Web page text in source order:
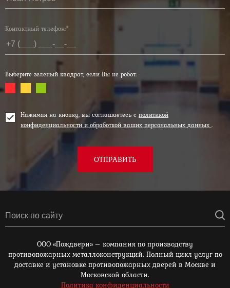
Контактный телефон:*
Выберите зеленый квадрат, если Вы не робот:
Нажимая на кнопку, вы соглашаетесь с политикой
конфиденциальности и обработкой ваших персональных данных .
ОТПРАВИТЬ
ООО «Пождвери» – компания по производству
противопожарных металлоконструкций. Полный цикл услуг по
доставке и установке противопожарных дверей в Москве и
Московской области.
Политика конфиденциальности